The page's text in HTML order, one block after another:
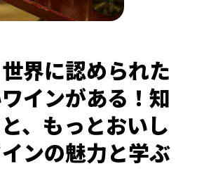
界に認められた
インがある！知
、もっとおいし
ンの魅力と学ぶ